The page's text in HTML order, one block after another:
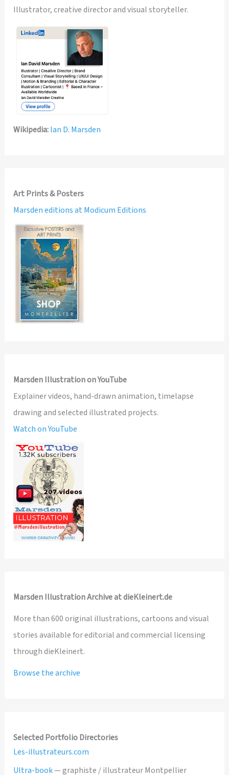
Illustrator, creative director and visual storyteller.
Wikipedia:Ian D. Marsden
Art Prints & Posters
Marsden editions at Modicum Editions
Marsden Illustration on YouTube
Explainer videos, hand-drawn animation, timelapse
drawing and selected illustrated projects.
Watch on YouTube
Marsden Illustration Archive at dieKleinert.de
More than 600 original illustrations, cartoons and visual
stories available for editorial and commercial licensing
through dieKleinert.
Browse the archive
Selected Portfolio Directories
Les-illustrateurs.com
Ultra-book— graphiste / illustrateur Montpellier